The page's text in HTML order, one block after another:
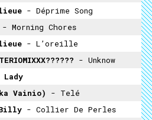
- Déprime Song
- Morning Chores
- L’oreille
- Unknow
Lady
Vainio) - Telé
- Collier De Perles